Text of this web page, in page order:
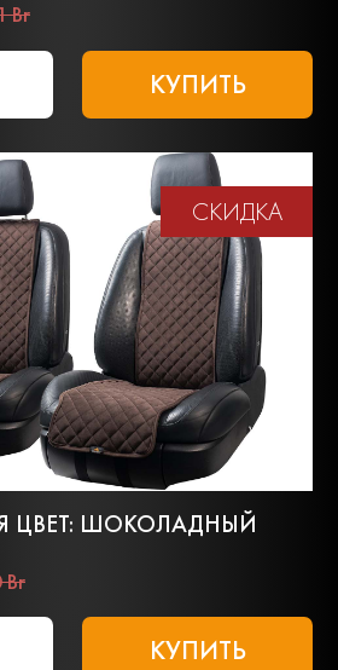
Br
КУПИТЬ
СКИДКА
ЦВЕТ: ШОКОЛАДНЫЙ
Br
КУПИТЬ